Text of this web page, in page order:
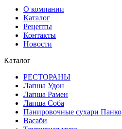
О компании
Каталог
Рецепты
Контакты
Новости
Каталог
РЕСТОРАНЫ
Лапша Удон
Лапша Рамен
Лапша Соба
Панировочные сухари Панко
Васаби